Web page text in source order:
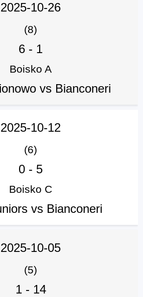
2025-10-26
(8)
6 - 1
Boisko A
vs Bianconeri
2025-10-12
(6)
0 - 5
Boisko C
vs Bianconeri
2025-10-05
(5)
1- 14